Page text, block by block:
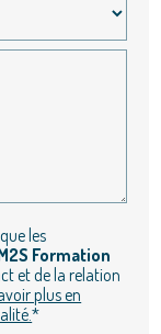
les
Formation
et de la relation
plus en
*